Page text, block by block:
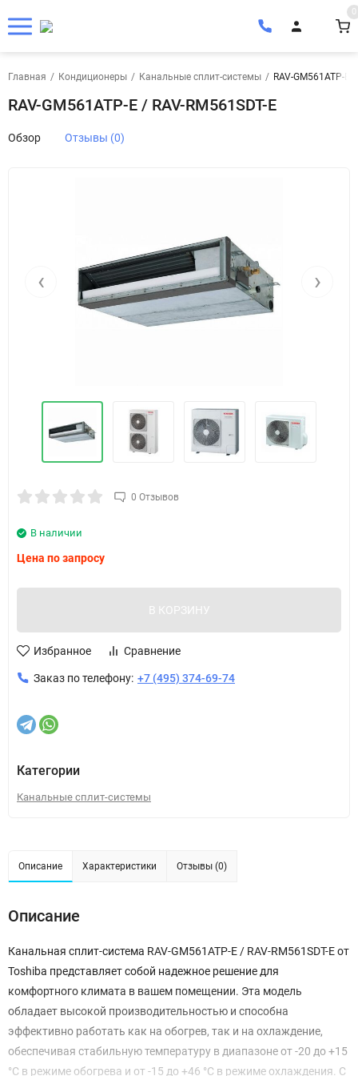
0
Главная / Кондиционеры / Канальные сплит-системы / RAV-GM561ATP-E
RAV-GM561ATP-E / RAV-RM561SDT-E
Обзор Отзывы (0)
‹ ›
0 Отзывов
В наличии
Цена по запросу
В КОРЗИНУ
Избранное Сравнение
Заказ по телефону: +7 (495) 374-69-74
Категории
Канальные сплит-системы
Описание Характеристики Отзывы (0)
Описание
Канальная сплит-система RAV-GM561ATP-E / RAV-RM561SDT-E от
Toshiba представляет собой надежное решение для
комфортного климата в вашем помещении. Эта модель
обладает высокой производительностью и способна
эффективно работать как на обогрев, так и на охлаждение,
обеспечивая стабильную температуру в диапазоне от -20 до +15
°C в режиме обогрева и от -15 до +46 °C в режиме охлаждения. С